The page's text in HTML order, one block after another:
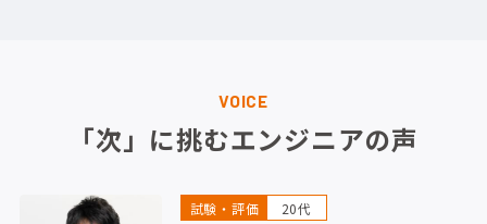
VOICE
「次」に挑むエンジニアの声
試験・評価 20代